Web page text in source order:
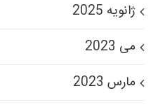
ژانویه 2025
می 2023
مارس 2023